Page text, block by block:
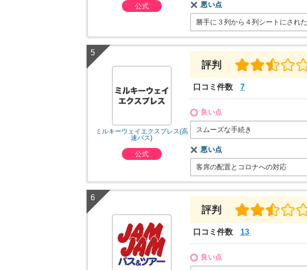
公式 悪い点
勝手に３列から４列シートにされた
ミルキーウェイエクスプレス(高
速バス)
公式
評判
口コミ件数 7
良い点
スムーズな手続き
悪い点
客席の配置とコロナへの対応
評判
口コミ件数 13
良い点